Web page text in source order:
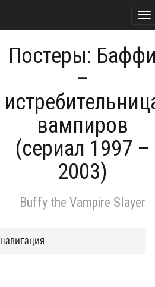
Постеры:
–
вампиров
(сериал 1997 –
2003)
Buffy the Vampire Slayer
навигация